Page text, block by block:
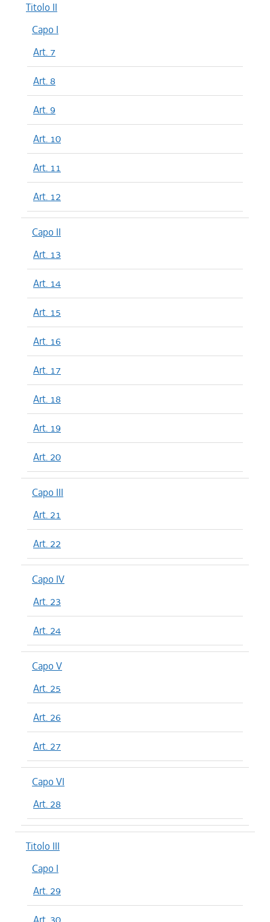
Titolo II
Capo I
Art. 7
Art. 8
Art. 9
Art. 10
Art. 11
Art. 12
Capo II
Art. 13
Art. 14
Art. 15
Art. 16
Art. 17
Art. 18
Art. 19
Art. 20
Capo III
Art. 21
Art. 22
Capo IV
Art. 23
Art. 24
Capo V
Art. 25
Art. 26
Art. 27
Capo VI
Art. 28
Titolo III
Capo I
Art. 29